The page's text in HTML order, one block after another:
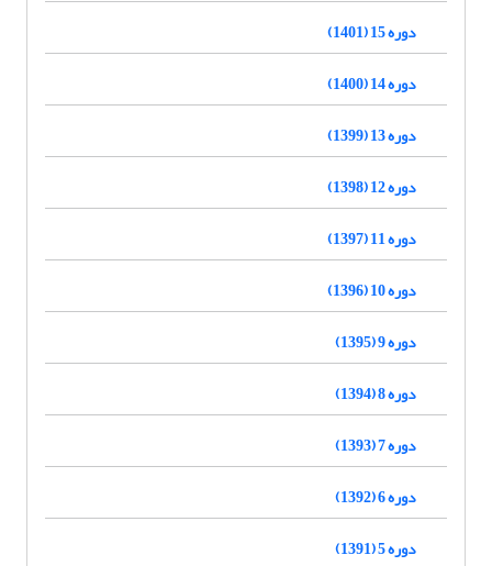
دوره 15 (1401)
دوره 14 (1400)
دوره 13 (1399)
دوره 12 (1398)
دوره 11 (1397)
دوره 10 (1396)
دوره 9 (1395)
دوره 8 (1394)
دوره 7 (1393)
دوره 6 (1392)
دوره 5 (1391)